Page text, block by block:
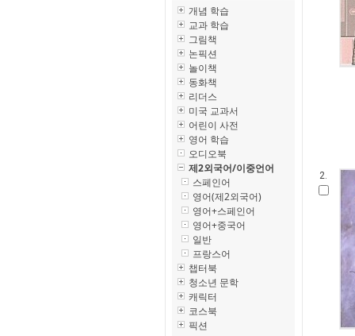
개념 학습
교과 학습
그림책
논픽션
놀이책
동화책
리더스
미국 교과서
어린이 사전
영어 학습
오디오북
제2외국어/이중언어
스페인어
영어(제2외국어)
영어+스페인어
영어+중국어
일반
프랑스어
챕터북
청소년 문학
캐릭터
코스북
픽션
2.